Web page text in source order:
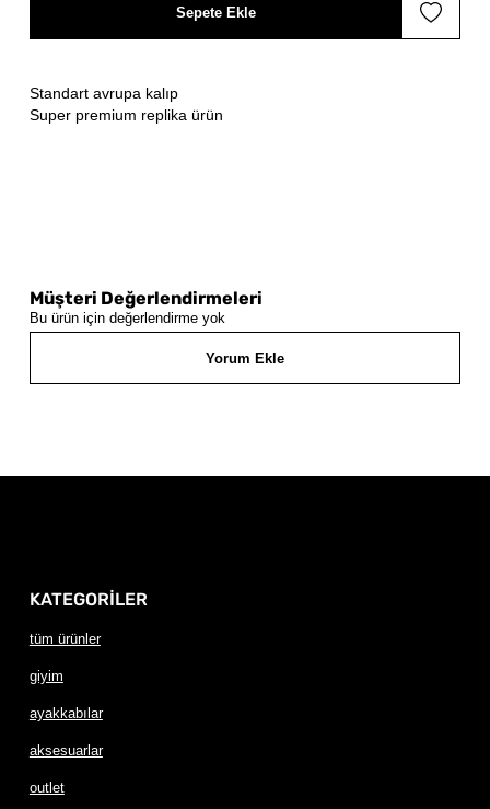
Standart avrupa kalıp
Super premium replika ürün
Sepete Ekle
Müşteri Değerlendirmeleri
Bu ürün için değerlendirme yok
Yorum Ekle
KATEGORİLER
tüm ürünler
giyim
ayakkabılar
aksesuarlar
outlet